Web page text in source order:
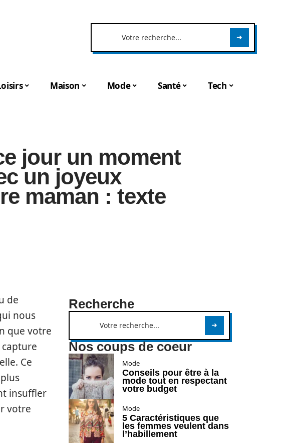
Maison Mode Santé Tech
jour un moment
un joyeux
maman : texte
de
nous
que votre
Ce
insuffler
votre
Recherche
Nos coups de coeur
Mode
Conseils pour être à la
mode tout en respectant
votre budget
Mode
5 Caractéristiques que
les femmes veulent dans
l’habillement